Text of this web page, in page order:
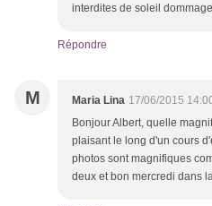
interdites de soleil
Répondre
M Maria Lina 17/06/2015
Bonjour Albert, quelle
plaisant le long d'un cours
photos sont magnifiques
deux et bon mercredi dans